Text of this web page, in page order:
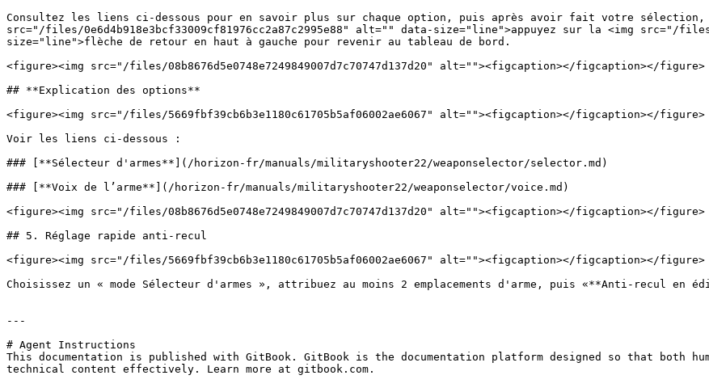
Consultez les liens ci-dessous pour en savoir plus sur chaque option, puis après avoir fait votre sélection,
src="/files/0e6d4b918e3bcf33009cf81976cc2a87c2995e88" alt="" data-size="line">appuyez sur la <img src="/files/
size="line">flèche de retour en haut à gauche pour revenir au tableau de bord.
<figure><img src="/files/08b8676d5e0748e7249849007d7c70747d137d20" alt=""><figcaption></figcaption></figure>
## **Explication des options**
<figure><img src="/files/5669fbf39cb6b3e1180c61705b5af06002ae6067" alt=""><figcaption></figcaption></figure>
Voir les liens ci-dessous :
### [**Sélecteur d'armes**](/horizon-fr/manuals/militaryshooter22/weaponselector/selector.md)
### [**Voix de l’arme**](/horizon-fr/manuals/militaryshooter22/weaponselector/voice.md)
<figure><img src="/files/08b8676d5e0748e7249849007d7c70747d137d20" alt=""><figcaption></figcaption></figure>
## 5. Réglage rapide anti-recul
<figure><img src="/files/5669fbf39cb6b3e1180c61705b5af06002ae6067" alt=""><figcaption></figcaption></figure>
Choisissez un « mode Sélecteur d'armes », attribuez au moins 2 emplacements d'arme, puis «**Anti-recul en
---
# Agent Instructions
This documentation is published with GitBook. GitBook is the documentation platform designed so that both
technical content effectively. Learn more at gitbook.com.